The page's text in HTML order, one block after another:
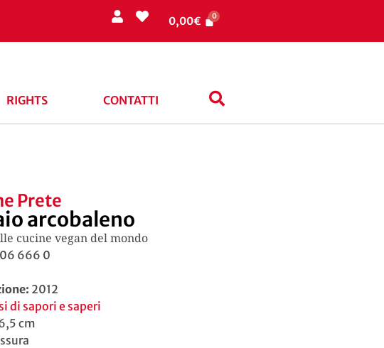
0,00€
RIGHTS CONTATTI
Prete
arcobaleno
cucine vegan del mondo
666 0
2012
di sapori e saperi
cm